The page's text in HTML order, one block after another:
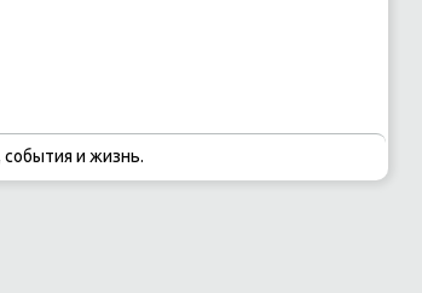
и жизнь.